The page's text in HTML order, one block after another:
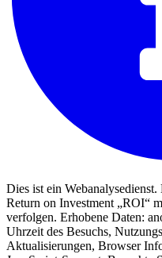
Dies ist ein
Return on Investment „ROI“
verfolgen. Erhobene Daten:
Uhrzeit des Besuchs,
Aktualisierungen, Browser